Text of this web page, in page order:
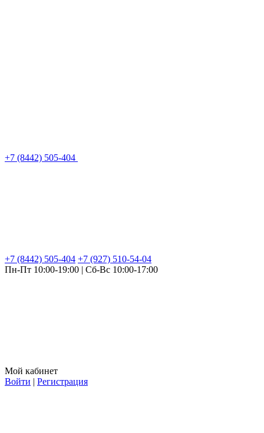
+7 (8442) 505-404
+7 (8442) 505-404 +7 (927) 510-54-04
Пн-Пт 10:00-19:00 | Сб-Вс 10:00-17:00
Мой кабинет
Войти | Регистрация